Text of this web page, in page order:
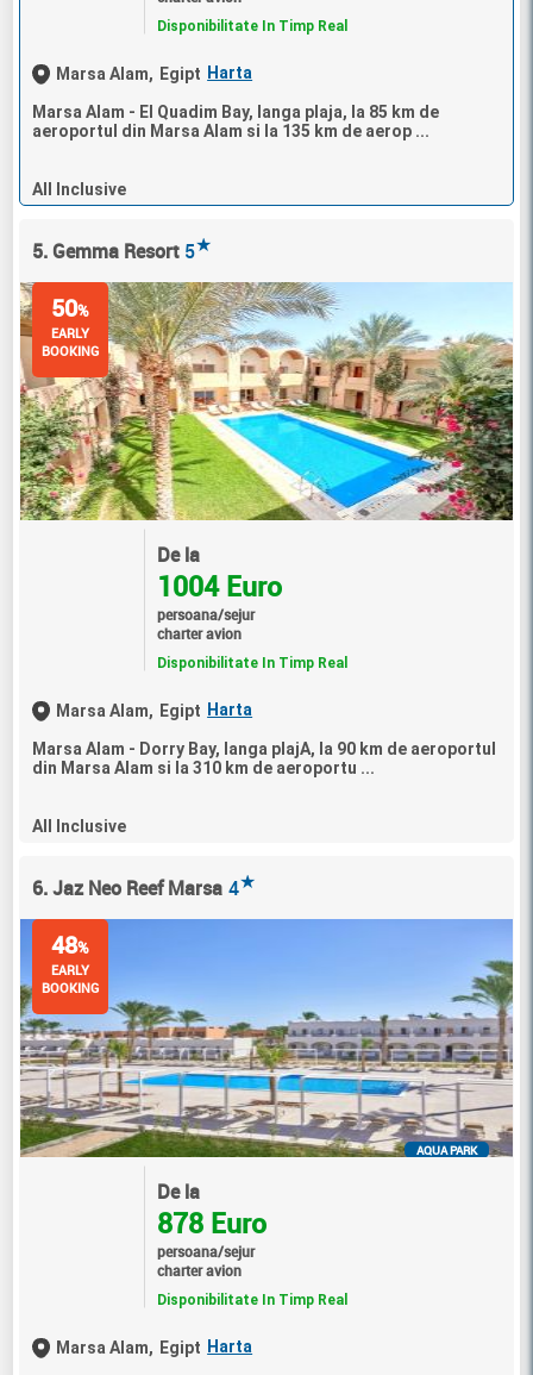
Disponibilitate In Timp Real
Marsa Alam, Egipt Harta
Marsa Alam - El Quadim Bay, langa plaja, la 85 km de
aeroportul din Marsa Alam si la 135 km de aerop ...
All Inclusive
5. Gemma Resort 5★
50%
EARLY
BOOKING
De la
1004 Euro
persoana/sejur
charter avion
Disponibilitate In Timp Real
Marsa Alam, Egipt Harta
Marsa Alam - Dorry Bay, langa plajA, la 90 km de aeroportul
din Marsa Alam si la 310 km de aeroportu ...
All Inclusive
6. Jaz Neo Reef Marsa 4★
48%
EARLY
BOOKING
AQUA PARK
De la
878 Euro
persoana/sejur
charter avion
Disponibilitate In Timp Real
Marsa Alam, Egipt Harta